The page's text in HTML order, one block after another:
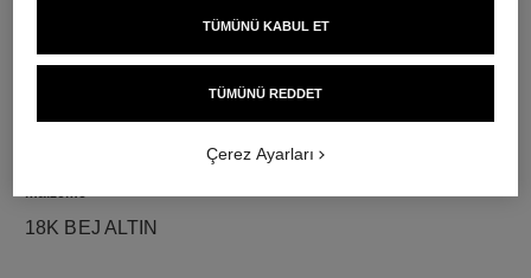
malzeme
18K BEJ ALTIN
TÜMÜNÜ REDDET
TÜMÜNÜ KABUL ET
Çerez Ayarları